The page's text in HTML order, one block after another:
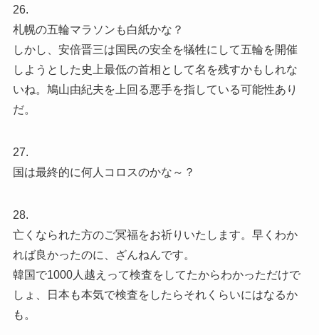
26.
札幌の五輪マラソンも白紙かな？
しかし、安倍晋三は国民の安全を犠牲にして五輪を開催
しようとした史上最低の首相として名を残すかもしれな
いね。鳩山由紀夫を上回る悪手を指している可能性あり
だ。
27.
国は最終的に何人コロスのかな～？
28.
亡くなられた方のご冥福をお祈りいたします。早くわか
れば良かったのに、ざんねんです。
韓国で1000人越えって検査をしてたからわかっただけで
しょ、日本も本気で検査をしたらそれくらいにはなるか
も。